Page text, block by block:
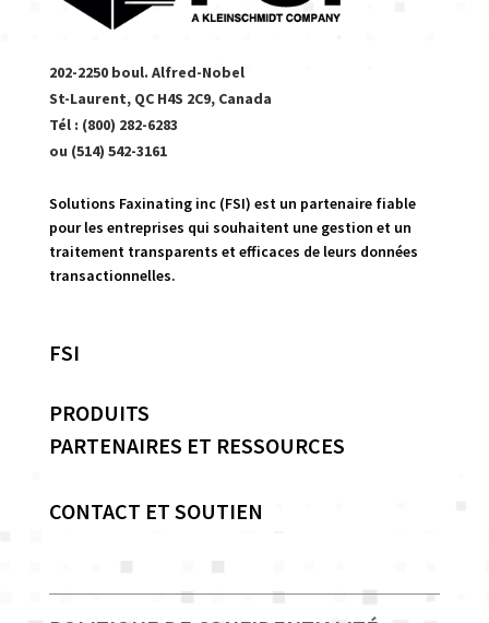
202-2250 boul. Alfred-Nobel
St-Laurent, QC H4S 2C9, Canada
Tél : (800) 282-6283
ou (514) 542-3161
Solutions Faxinating inc (FSI) est un partenaire fiable
pour les entreprises qui souhaitent une gestion et un
traitement transparents et efficaces de leurs données
transactionnelles.
FSI
PRODUITS
PARTENAIRES ET RESSOURCES
CONTACT ET SOUTIEN